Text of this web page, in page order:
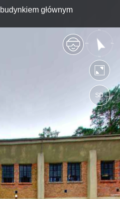
serwisu
głównym
SD